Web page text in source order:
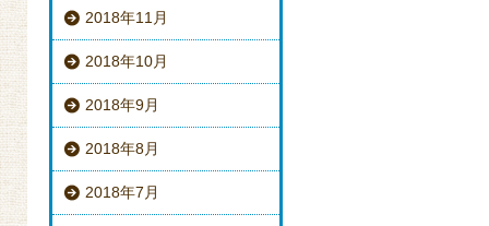
2018年11月
2018年10月
2018年9月
2018年8月
2018年7月